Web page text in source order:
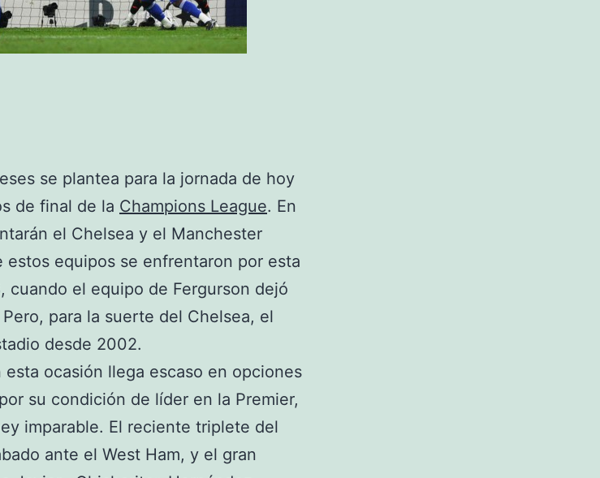
se plantea para la jornada de hoy
de final de la Champions League. En
el Chelsea y el Manchester
estos equipos se enfrentaron por esta
el equipo de Fergurson dejó
para la suerte del Chelsea, el
desde 2002.
esta ocasión llega escaso en opciones
su condición de líder en la Premier,
imparable. El reciente triplete del
ante el West Ham, y el gran